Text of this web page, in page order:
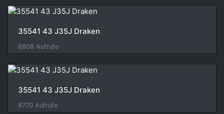
35541 43 J35J Draken
8808 Aufrufe
35541 43 J35J Draken
8770 Aufrufe